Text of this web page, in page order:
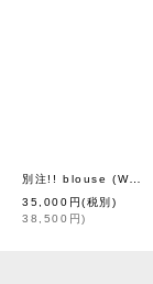
35,000 円(税別)
38,500 円)